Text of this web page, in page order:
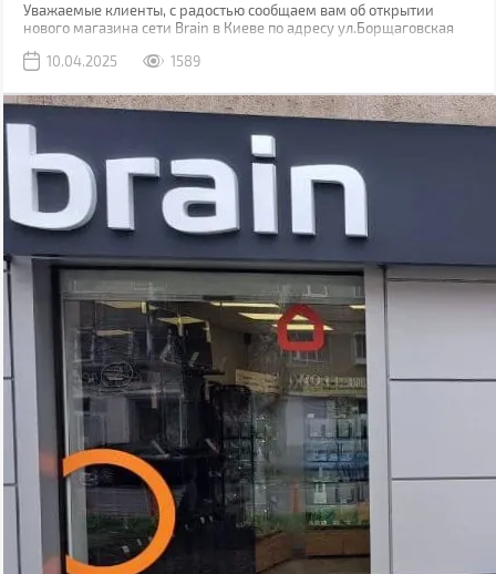
Уважаемые клиенты, с радостью сообщаем вам об открытии
нового магазина сети Brain в Киеве по адресу ул.Борщаговская
10.04.2025
1589